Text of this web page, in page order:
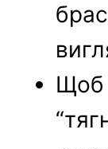
Щоб